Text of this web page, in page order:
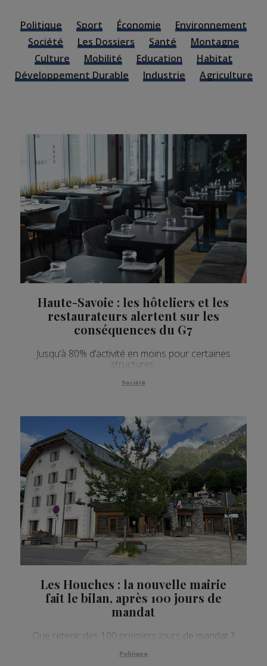
Politique Sport Économie
Environnement
Société
Les Dossiers Santé
Montagne
Culture
Mobilité Education
Habitat
Développement Durable
Industrie Agriculture
Haute-Savoie : les hôteliers et les
restaurateurs alertent sur les
conséquences du G7
Jusqu’à 80% d’activité en moins pour certaines
structures.
Société
Les Houches : la nouvelle mairie
fait le bilan, après 100 jours de
mandat
Que retenir des 100 premiers jours de mandat ?
Politique